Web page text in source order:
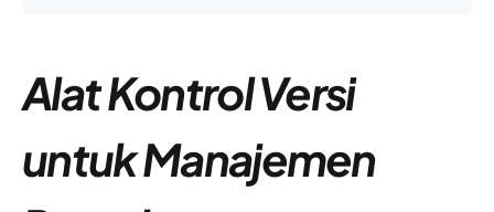
Alat Kontrol Versi
untuk Manajemen